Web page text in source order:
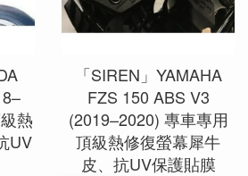
熱
UV
「SIREN」YAMAHA
FZS 150 ABS V3
(2019–2020) 專車專用
頂級熱修復螢幕犀牛
皮、抗UV保護貼膜